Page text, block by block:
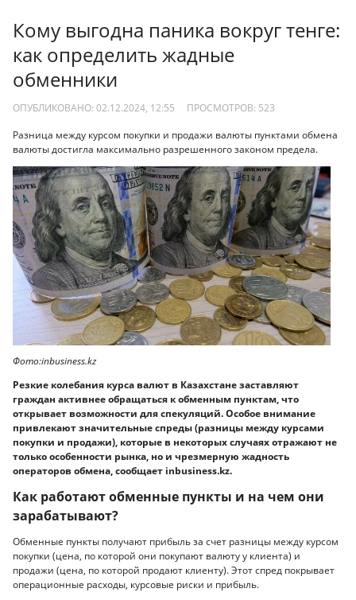
Кому выгодна паника вокруг тенге:
как определить жадные
обменники
ОПУБЛИКОВАНО: 02.12.2024, 12:55 ПРОСМОТРОВ: 523
Разница между курсом покупки и продажи валюты пунктами обмена
валюты достигла максимально разрешенного законом предела.
Фото:inbusiness.kz
Резкие колебания курса валют в Казахстане заставляют
граждан активнее обращаться к обменным пунктам, что
открывает возможности для спекуляций. Особое внимание
привлекают значительные спреды (разницы между курсами
покупки и продажи), которые в некоторых случаях отражают не
только особенности рынка, но и чрезмерную жадность
операторов обмена, сообщает inbusiness.kz.
Как работают обменные пункты и на чем они
зарабатывают?
Обменные пункты получают прибыль за счет разницы между курсом
покупки (цена, по которой они покупают валюту у клиента) и
продажи (цена, по которой продают клиенту). Этот спред покрывает
операционные расходы, курсовые риски и прибыль.